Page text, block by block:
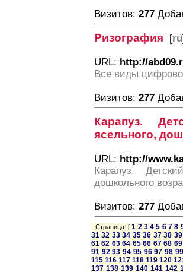
Визитов: 277
Ризография [ru
URL: http://
Все виды
Визитов: 277
Карапуз.
ясельного,
URL: http://
Карапуз.
дошкольного
Визитов: 277
Страница: [1 2 3 4 5 6 7 8
31 32 33 34 35 36 37 38 39
61 62 63 64 65 66 67 68 69
91 92 93 94 95 96 97 98 99
115 116 117 118 119 120
137 138 139 140 141 142